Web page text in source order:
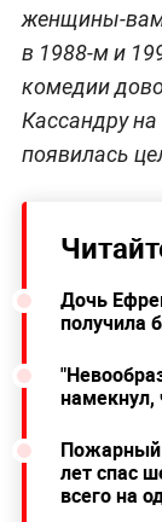
женщины-
в 1988-м и
комедии
Кассандру
появилась
Дочь
получила
намекнул,
Пожарный
лет спас
всего на